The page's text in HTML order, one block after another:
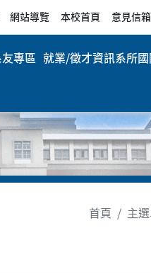
網站導覽 本校首頁 意見信箱
專區 就業/徵才資訊系所
首頁
主